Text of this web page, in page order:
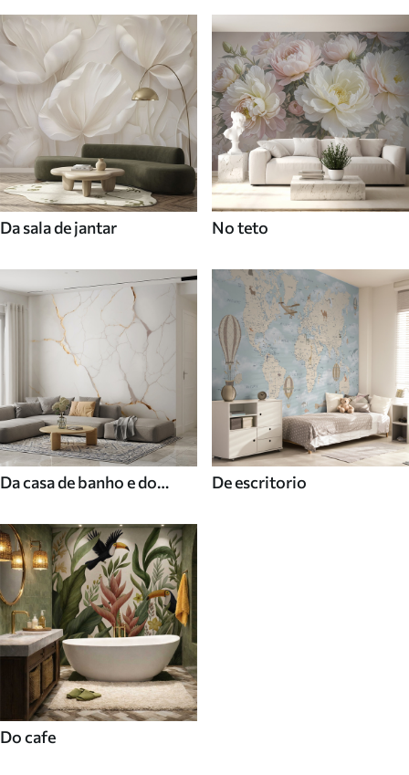
Da sala de jantar No teto
Da casa de banho e do
De escritorio
Do cafe